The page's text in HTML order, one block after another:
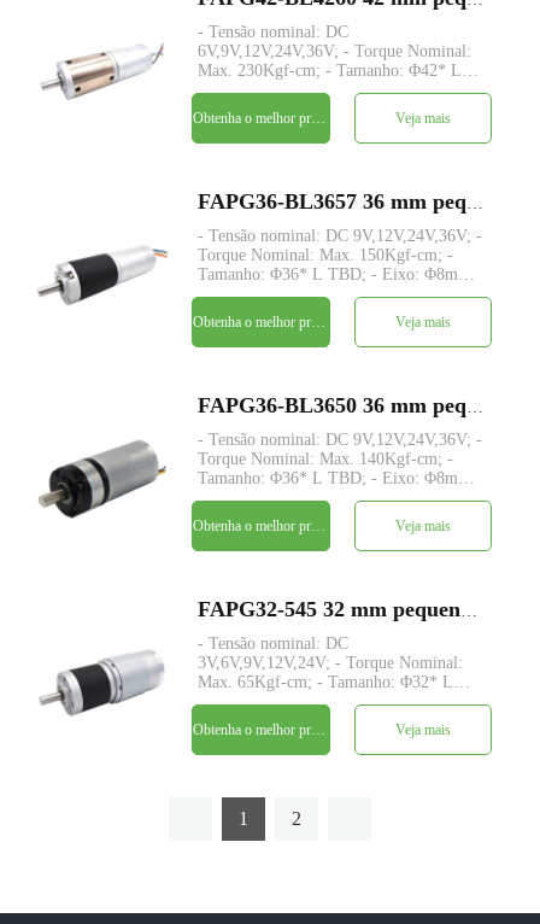
- Tensão nominal: DC
6V,9V,12V,24V,36V; - Torque Nominal:
Max. 230Kgf-cm; - Tamanho: Φ42* L
TBD; - Eixo: Φ8mm D-cut 1mm; -
Controle: Placa de driver integrada com
sensores de hall; - quantidade mínima:
500 peças
Veja mais
- Tensão nominal: DC 9V,12V,24V,36V; -
Torque Nominal: Max. 150Kgf-cm; -
Tamanho: Φ36* L TBD; - Eixo: Φ8mm
D-cut 1mm; - Controle: Driver embutido
/W hall sensor; - quantidade mínima: 500
peças
Veja mais
- Tensão nominal: DC 9V,12V,24V,36V; -
Torque Nominal: Max. 140Kgf-cm; -
Tamanho: Φ36* L TBD; - Eixo: Φ8mm
D-cut 1mm; - Controle: Placa de driver
integrada com sensores de hall; -
quantidade mínima: 500 peças
Veja mais
- Tensão nominal: DC
3V,6V,9V,12V,24V; - Torque Nominal:
Max. 65Kgf-cm; - Tamanho: Φ32* L
TBD; - Eixo: Φ6mm D-cut 1mm; -
Codificador: Codificador magnético; -
quantidade mínima: 500 peças
Veja mais
1 2